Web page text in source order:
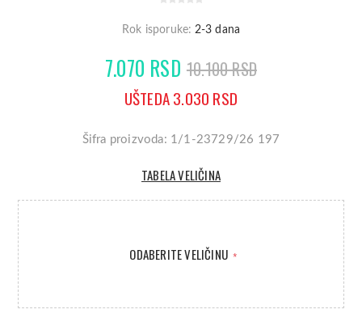
Rok isporuke: 2-3 dana
7.070 RSD 10.100 RSD
UŠTEDA 3.030 RSD
Šifra proizvoda: 1/1-23729/26 197
TABELA VELIČINA
ODABERITE VELIČINU *